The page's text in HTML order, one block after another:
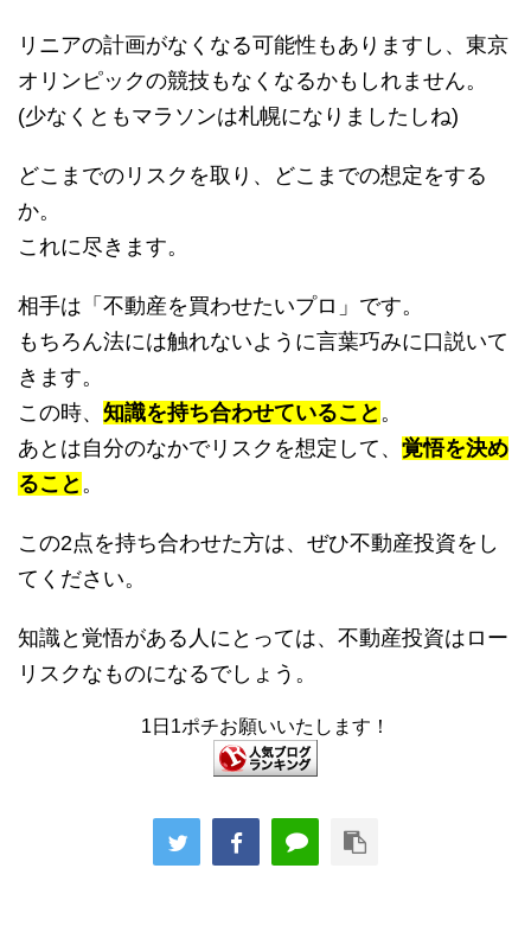
リニアの計画がなくなる可能性もありますし、東京
オリンピックの競技もなくなるかもしれません。
(少なくともマラソンは札幌になりましたしね)
どこまでのリスクを取り、どこまでの想定をする
か。
これに尽きます。
相手は「不動産を買わせたいプロ」です。
もちろん法には触れないように言葉巧みに口説いて
きます。
この時、 知識を持ち合わせていること 。
あとは自分のなかでリスクを想定して、 覚悟を決め
ること 。
この2点を持ち合わせた方は、ぜひ不動産投資をし
てください。
知識と覚悟がある人にとっては、不動産投資はロー
リスクなものになるでしょう。
1日1ポチお願いいたします！